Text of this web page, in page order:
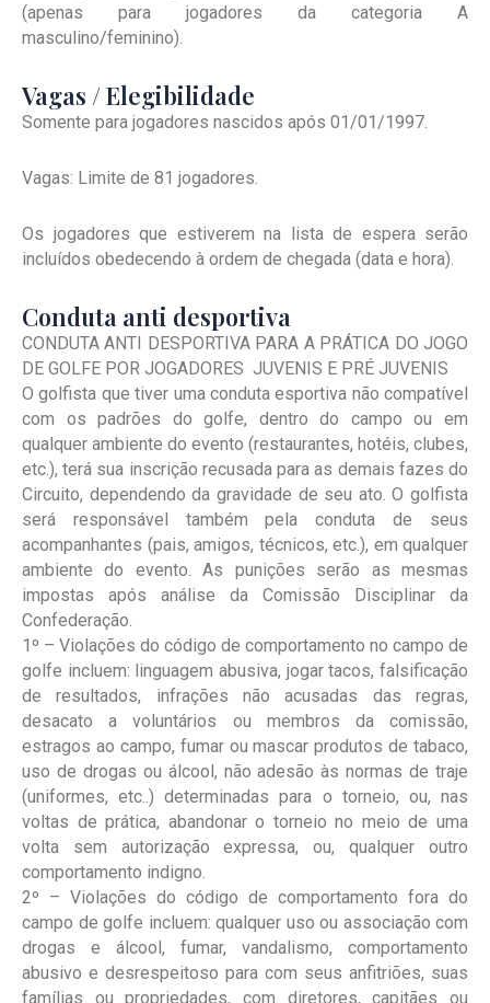
(apenas para jogadores da categoria A
masculino/feminino).
Vagas / Elegibilidade
Somente para jogadores nascidos após 01/01/1997.
Vagas: Limite de 81 jogadores.
Os jogadores que estiverem na lista de espera serão
incluídos obedecendo à ordem de chegada (data e hora).
Conduta anti desportiva
CONDUTA ANTI DESPORTIVA PARA A PRÁTICA DO JOGO
DE GOLFE POR JOGADORES JUVENIS E PRÉ JUVENIS
O golfista que tiver uma conduta esportiva não compatível
com os padrões do golfe, dentro do campo ou em
qualquer ambiente do evento (restaurantes, hotéis, clubes,
etc.), terá sua inscrição recusada para as demais fazes do
Circuito, dependendo da gravidade de seu ato. O golfista
será responsável também pela conduta de seus
acompanhantes (pais, amigos, técnicos, etc.), em qualquer
ambiente do evento. As punições serão as mesmas
impostas após análise da Comissão Disciplinar da
Confederação.
1º – Violações do código de comportamento no campo de
golfe incluem: linguagem abusiva, jogar tacos, falsificação
de resultados, infrações não acusadas das regras,
desacato a voluntários ou membros da comissão,
estragos ao campo, fumar ou mascar produtos de tabaco,
uso de drogas ou álcool, não adesão às normas de traje
(uniformes, etc..) determinadas para o torneio, ou, nas
voltas de prática, abandonar o torneio no meio de uma
volta sem autorização expressa, ou, qualquer outro
comportamento indigno.
2º – Violações do código de comportamento fora do
campo de golfe incluem: qualquer uso ou associação com
drogas e álcool, fumar, vandalismo, comportamento
abusivo e desrespeitoso para com seus anfitriões, suas
famílias ou propriedades, com diretores, capitães ou